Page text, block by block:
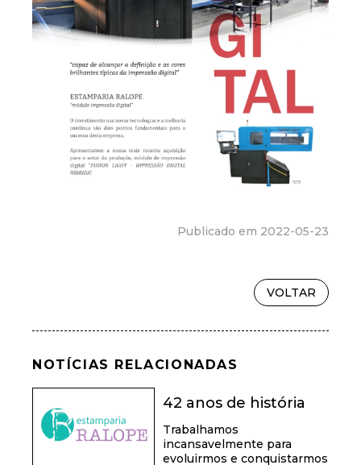
Publicado em 2022-05-23
VOLTAR
NOTÍCIAS RELACIONADAS
42 anos de história
Trabalhamos
incansavelmente para
evoluirmos e conquistarmos